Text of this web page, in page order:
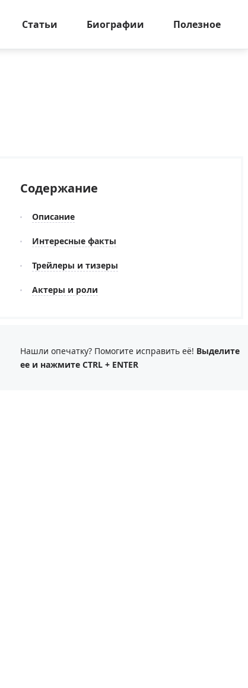
Статьи Биографии Полезное
Содержание
Описание
Интересные факты
Трейлеры и тизеры
Актеры и роли
Нашли опечатку? Помогите исправить её! Выделите
ее и нажмите CTRL + ENTER